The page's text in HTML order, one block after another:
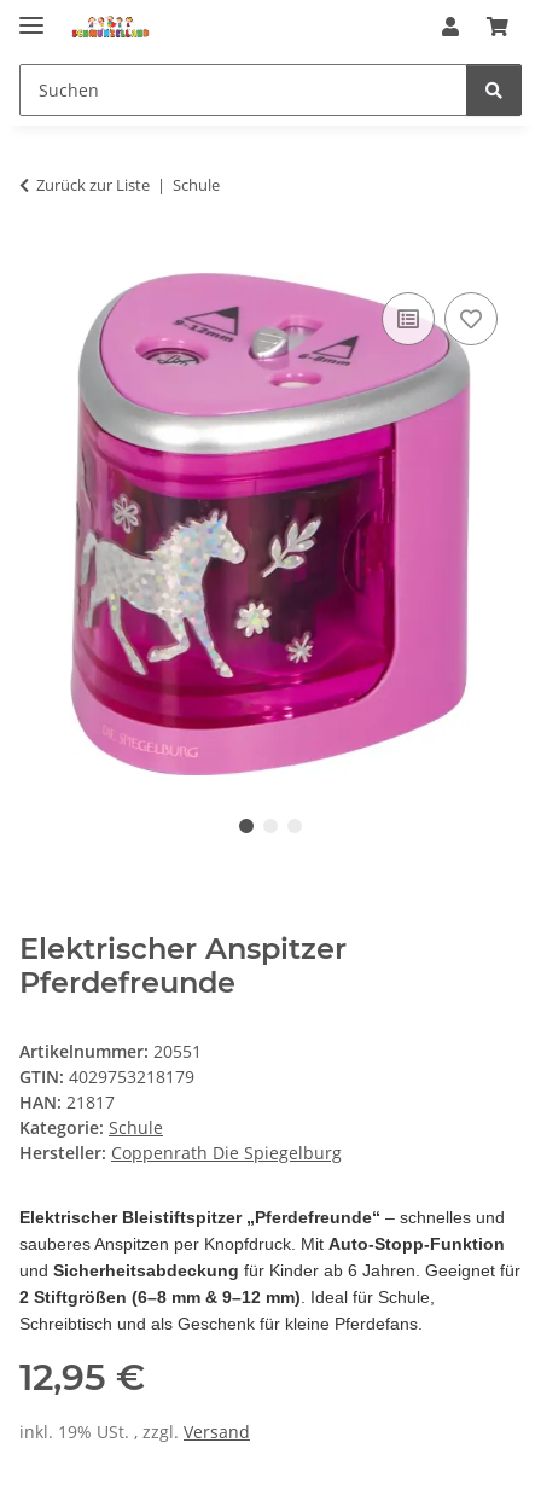
Zurück zur Liste Schule
Elektrischer Anspitzer
Pferdefreunde
Artikelnummer: 20551
GTIN: 4029753218179
HAN: 21817
Kategorie: Schule
Hersteller: Coppenrath Die Spiegelburg
Elektrischer Bleistiftspitzer „Pferdefreunde“ – schnelles und
sauberes Anspitzen per Knopfdruck. Mit Auto-Stopp-Funktion
und Sicherheitsabdeckung für Kinder ab 6 Jahren. Geeignet für
2 Stiftgrößen (6–8 mm & 9–12 mm) . Ideal für Schule,
Schreibtisch und als Geschenk für kleine Pferdefans.
12,95 €
inkl. 19% USt. , zzgl. Versand